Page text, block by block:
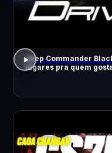
Jeep Commander
lugares pra quem